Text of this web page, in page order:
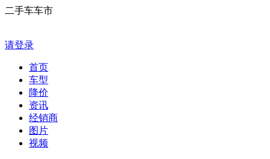
二手车车市
请登录
首页
车型
降价
资讯
经销商
图片
视频